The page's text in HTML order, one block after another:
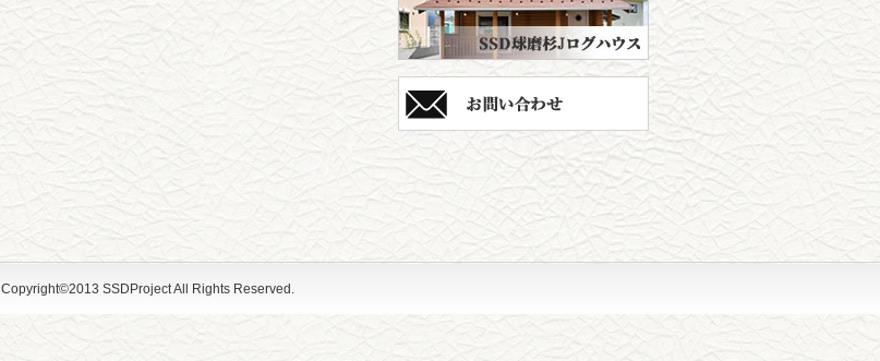
Copyright©2013 SSDProject All Rights Reserved.